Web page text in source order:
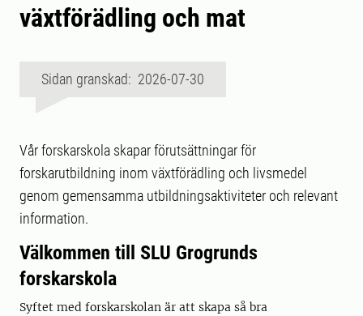
växtförädling och mat
Sidan granskad: 2026-07-30
Vår forskarskola skapar förutsättningar för
forskarutbildning inom växtförädling och livsmedel
genom gemensamma utbildningsaktiviteter och relevant
information.
Välkommen till SLU Grogrunds
forskarskola
Syftet med forskarskolan är att skapa så bra